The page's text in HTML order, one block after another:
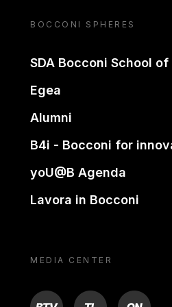
BOCCONI SPHERES
SDA Bocconi School
Egea
Alumni
B4i - Bocconi for
yoU@B Agenda
Lavora in Bocconi
MEDIA CENTER
BTV TL ON